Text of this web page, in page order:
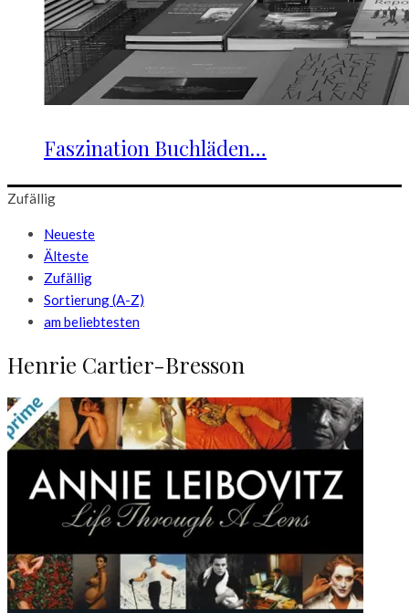
Faszination Buchläden…
Zufällig
Neueste
Älteste
Zufällig
Sortierung (A-Z)
am beliebtesten
Henrie Cartier-Bresson